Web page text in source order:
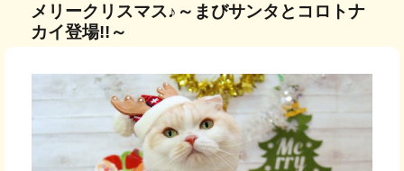
メリークリスマス♪～まびサンタとコロトナ
カイ登場!!～